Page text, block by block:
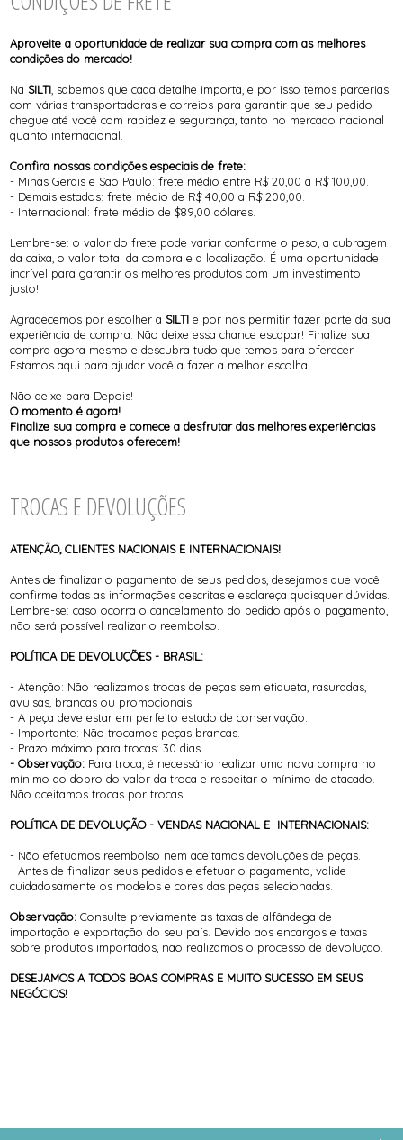
Aproveite a oportunidade de realizar sua compra com as melhores
condições do mercado!
Na SILTI , sabemos que cada detalhe importa, e por isso temos parcerias
com várias transportadoras e correios para garantir que seu pedido
chegue até você com rapidez e segurança, tanto no mercado nacional
quanto internacional.
Confira nossas condições especiais de frete:
- Minas Gerais e São Paulo: frete médio entre R$ 20,00 a R$ 100,00.
- Demais estados: frete médio de R$ 40,00 a R$ 200,00.
- Internacional: frete médio de $89,00 dólares.
Lembre-se: o valor do frete pode variar conforme o peso, a cubragem
da caixa, o valor total da compra e a localização. É uma oportunidade
incrível para garantir os melhores produtos com um investimento
justo!
Agradecemos por escolher a SILTIe por nos permitir fazer parte da sua
experiência de compra. Não deixe essa chance escapar! Finalize sua
compra agora mesmo e descubra tudo que temos para oferecer.
Estamos aqui para ajudar você a fazer a melhor escolha!
Não deixe para Depois!
O momento é agora!
Finalize sua compra e comece a desfrutar das melhores experiências
que nossos produtos oferecem!
TROCAS E DEVOLUÇÕES
ATENÇÃO, CLIENTES NACIONAIS E INTERNACIONAIS!
Antes de finalizar o pagamento de seus pedidos, desejamos que você
confirme todas as informações descritas e esclareça quaisquer dúvidas.
Lembre-se: caso ocorra o cancelamento do pedido após o pagamento,
não será possível realizar o reembolso.
POLÍTICA DE DEVOLUÇÕES - BRASIL:
- Atenção: Não realizamos trocas de peças sem etiqueta, rasuradas,
avulsas, brancas ou promocionais.
- A peça deve estar em perfeito estado de conservação.
- Importante: Não trocamos peças brancas.
- Prazo máximo para trocas: 30 dias.
- Observação: Para troca, é necessário realizar uma nova compra no
mínimo do dobro do valor da troca e respeitar o mínimo de atacado.
Não aceitamos trocas por trocas.
POLÍTICA DE DEVOLUÇÃO - VENDAS NACIONAL E INTERNACIONAIS:
- Não efetuamos reembolso nem aceitamos devoluções de peças.
- Antes de finalizar seus pedidos e efetuar o pagamento, valide
cuidadosamente os modelos e cores das peças selecionadas.
Observação:Consulte previamente as taxas de alfândega de
importação e exportação do seu país. Devido aos encargos e taxas
sobre produtos importados, não realizamos o processo de devolução.
DESEJAMOS A TODOS BOAS COMPRAS E MUITO SUCESSO EM SEUS
NEGÓCIOS!